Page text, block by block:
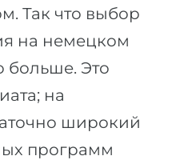
Так что выбор
на немецком
больше. Это
на
широкий
программ